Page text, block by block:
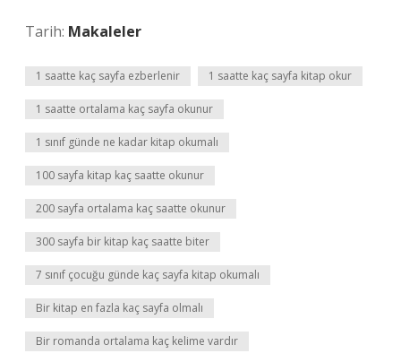
Tarih: Makaleler
1 saatte kaç sayfa ezberlenir 1 saatte kaç sayfa kitap okur
1 saatte ortalama kaç sayfa okunur
1 sınıf günde ne kadar kitap okumalı
100 sayfa kitap kaç saatte okunur
200 sayfa ortalama kaç saatte okunur
300 sayfa bir kitap kaç saatte biter
7 sınıf çocuğu günde kaç sayfa kitap okumalı
Bir kitap en fazla kaç sayfa olmalı
Bir romanda ortalama kaç kelime vardır